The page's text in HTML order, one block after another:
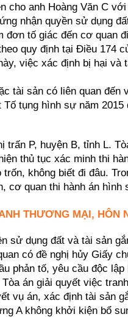
cho anh Hoàng Văn C
nhận quyền sử dụng
đơn tố giác đến cơ quan
quy định tại Điều 174
việc xác định bị hại và
tài sản có liên quan đến
tụng hình sự năm
P, huyện B, tỉnh L.
thủ tục xác minh thi
không biết đi đâu.
cơ quan thi hành án
THƯƠNG MẠI, HÔN
sử dụng đất và tài sản
có đề nghị hủy Giấy
phản tố, yêu cầu độc lập
án giải quyết việc
vụ án, xác định tài sản
A không khởi kiện bổ